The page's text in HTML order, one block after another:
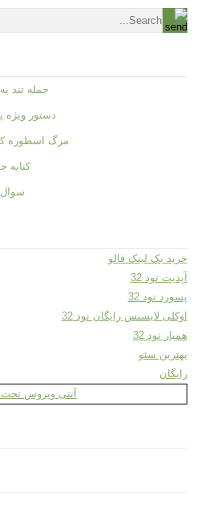
حمله تند
دستور ویژه
مرگ اسطوره
کنایه
سوال
خرید بک لینک فالو
آپدیت نود 32
پسورد نود 32
اوکلی لایسنس رایگان نود 32
همیار نود 32
بهترین سئو
رایگان
آنتی ویروس